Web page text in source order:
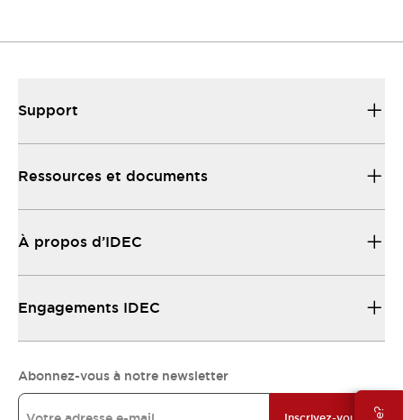
Ressources et documents
Support
Ressources et documents
À propos d’IDEC
Engagements IDEC
Abonnez-vous à notre newsletter